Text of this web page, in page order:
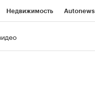
Недвижимость Autonews